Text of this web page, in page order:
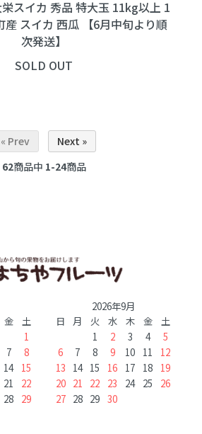
スイカ 秀品 特大玉 11kg以上 1
産 スイカ 西瓜 【6月中旬より順
次発送】
SOLD OUT
« Prev
Next »
62商品中 1-24商品
金
土
1
7
8
14 15
21
22
28 29
2026年9月
日
月 火 水 木 金
土
1
2 3 4
5
6
7 8 9 10 11
12
13 14 15 16 17 18 19
20 21 22 23 24 25
26
27 28 29 30